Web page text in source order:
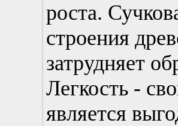
роста.
строения
затрудняет
Легкость -
является